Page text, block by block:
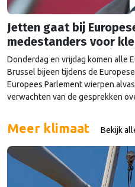
Jetten gaat bij
medestanders voor
Donderdag en vrijdag komen alle
Brussel bijeen tijdens de
Europees Parlement wierpen
verwachten van de gesprekken
Meer klimaat Bekijk